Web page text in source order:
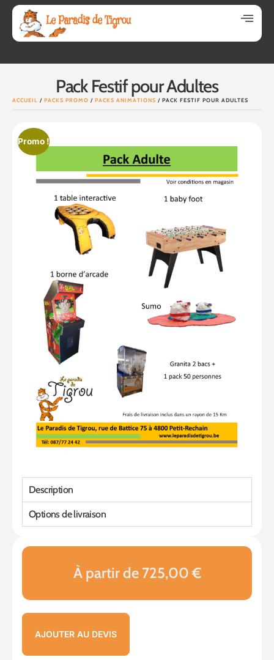
Pack Festif pour Adultes
ACCUEIL / PACKS PROMO / PACKS ANIMATIONS / PACK FESTIF POUR ADULTES
À partir de 725,00 €
AJOUTER AU DEVIS
Promo !
Description
Options de livraison